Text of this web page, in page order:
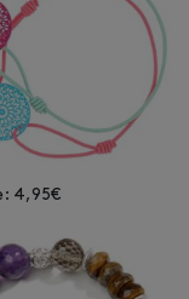
4,95€